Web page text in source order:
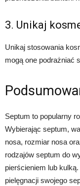
3. Unikaj
Unikaj stosowania
mogą one podrażniać
Septum to popularny
Wybierając septum,
nosa, rozmiar nosa
rodzajów septum do
pierścieniem lub
pielęgnacji swojego